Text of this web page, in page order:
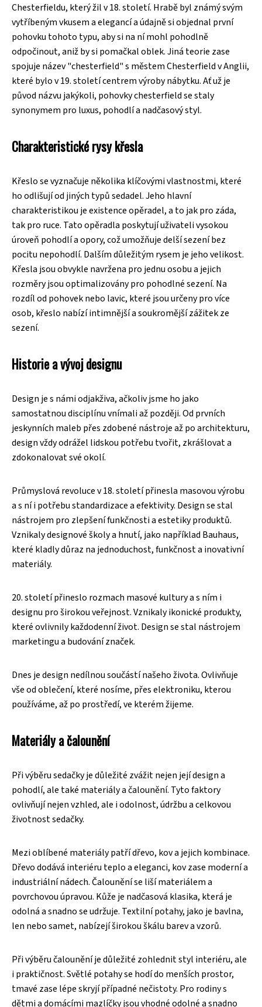
Chesterfieldu, který žil v 18. století. Hrabě byl známý svým
vytříbeným vkusem a elegancí a údajně si objednal první
pohovku tohoto typu, aby si na ní mohl pohodlně
odpočinout, aniž by si pomačkal oblek. Jiná teorie zase
spojuje název "chesterfield" s městem Chesterfield v Anglii,
které bylo v 19. století centrem výroby nábytku. Ať už je
původ názvu jakýkoli, pohovky chesterfield se staly
synonymem pro luxus, pohodlí a nadčasový styl.
Charakteristické rysy křesla
Křeslo se vyznačuje několika klíčovými vlastnostmi, které
ho odlišují od jiných typů sedadel. Jeho hlavní
charakteristikou je existence opěradel, a to jak pro záda,
tak pro ruce. Tato opěradla poskytují uživateli vysokou
úroveň pohodlí a opory, což umožňuje delší sezení bez
pocitu nepohodlí. Dalším důležitým rysem je jeho velikost.
Křesla jsou obvykle navržena pro jednu osobu a jejich
rozměry jsou optimalizovány pro pohodlné sezení. Na
rozdíl od pohovek nebo lavic, které jsou určeny pro více
osob, křeslo nabízí intimnější a soukromější zážitek ze
sezení.
Historie a vývoj designu
Design je s námi odjakživa, ačkoliv jsme ho jako
samostatnou disciplínu vnímali až později. Od prvních
jeskynních maleb přes zdobené nástroje až po architekturu,
design vždy odrážel lidskou potřebu tvořit, zkrášlovat a
zdokonalovat své okolí.
Průmyslová revoluce v 18. století přinesla masovou výrobu
a s ní i potřebu standardizace a efektivity. Design se stal
nástrojem pro zlepšení funkčnosti a estetiky produktů.
Vznikaly designové školy a hnutí, jako například Bauhaus,
které kladly důraz na jednoduchost, funkčnost a inovativní
materiály.
20. století přineslo rozmach masové kultury a s ním i
designu pro širokou veřejnost. Vznikaly ikonické produkty,
které ovlivnily každodenní život. Design se stal nástrojem
marketingu a budování značek.
Dnes je design nedílnou součástí našeho života. Ovlivňuje
vše od oblečení, které nosíme, přes elektroniku, kterou
používáme, až po prostředí, ve kterém žijeme.
Materiály a čalounění
Při výběru sedačky je důležité zvážit nejen její design a
pohodlí, ale také materiály a čalounění. Tyto faktory
ovlivňují nejen vzhled, ale i odolnost, údržbu a celkovou
životnost sedačky.
Mezi oblíbené materiály patří dřevo, kov a jejich kombinace.
Dřevo dodává interiéru teplo a eleganci, kov zase moderní a
industriální nádech. Čalounění se liší materiálem a
povrchovou úpravou. Kůže je nadčasová klasika, která je
odolná a snadno se udržuje. Textilní potahy, jako je bavlna,
len nebo samet, nabízejí širokou škálu barev a vzorů.
Při výběru čalounění je důležité zohlednit styl interiéru, ale
i praktičnost. Světlé potahy se hodí do menších prostor,
tmavé zase lépe skryjí případné nečistoty. Pro rodiny s
dětmi a domácími mazlíčky jsou vhodné odolné a snadno